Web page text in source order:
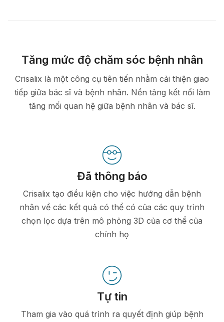
Tăng mức độ chăm sóc bệnh nhân
Crisalix là một công cụ tiên tiến nhằm cải thiện giao
tiếp giữa bác sĩ và bệnh nhân. Nền tảng kết nối làm
tăng mối quan hệ giữa bệnh nhân và bác sĩ.
Đã thông báo
Crisalix tạo điều kiện cho việc hướng dẫn bệnh
nhân về các kết quả có thể có của các quy trình
chọn lọc dựa trên mô phỏng 3D của cơ thể của
chính họ
Tự tin
Tham gia vào quá trình ra quyết định giúp bệnh